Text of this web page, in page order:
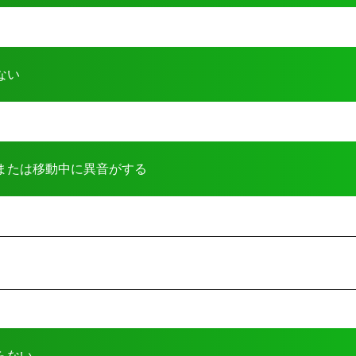
い
たは移動中に異音がする